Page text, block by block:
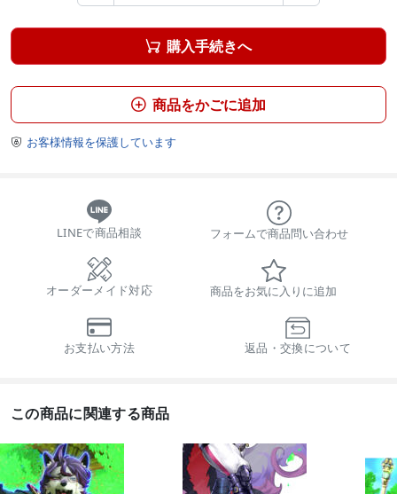
 購入手続きへ
 商品をかごに追加
 お客様情報を保護しています
LINEで商品相談 フォームで商品問い合わせ
オーダーメイド対応 商品をお気に入りに追加
お支払い方法 返品・交換について
この商品に関連する商品